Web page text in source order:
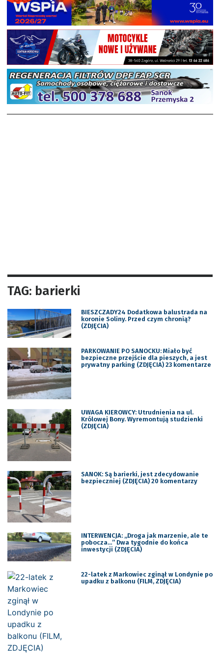
TAG: barierki
BIESZCZADY24 Dodatkowa balustrada na
koronie Soliny. Przed czym chronią?
(ZDJĘCIA)
PARKOWANIE PO SANOCKU: Miało być
bezpieczne przejście dla pieszych, a jest
prywatny parking (ZDJĘCIA) 23 komentarze
UWAGA KIEROWCY: Utrudnienia na ul.
Królowej Bony. Wyremontują studzienki
(ZDJĘCIA)
SANOK: Są barierki, jest zdecydowanie
bezpieczniej (ZDJĘCIA) 20 komentarzy
INTERWENCJA: „Droga jak marzenie, ale te
pobocza…” Dwa tygodnie do końca
inwestycji (ZDJĘCIA)
22-latek z Markowiec zginął w Londynie po
upadku z balkonu (FILM, ZDJĘCIA)